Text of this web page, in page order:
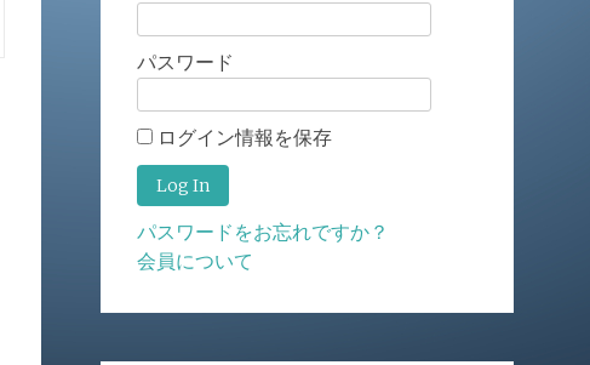
パスワード
ログイン情報を保存
パスワードをお忘れですか？
会員について